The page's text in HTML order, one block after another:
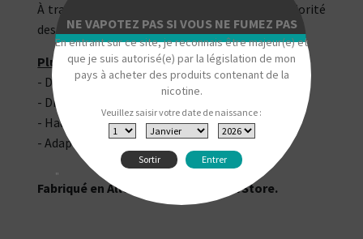
À travers son format 510, il conviendra à la majorité
des atomiseurs et clearomiseurs.
Plus de détails:
- Diamètre externe : 9 mm
- Diamètre interne : 3,5 mm
- Hauteur (hors connexion) : 12 mm
- Adapté à l'inhalation indirecte (MTL)
Fabriqué en Allemagne par SmokerStore.
NE VAPOTEZ PAS SI VOUS NE FUMEZ PAS
En entrant sur ce site, je reconnais être majeur(e) et
que je suis autorisé(e) par la législation de mon
pays à acheter des produits contenant de la
nicotine.
Veuillez saisir votre date de naissance :
Sortir
Entrer
"